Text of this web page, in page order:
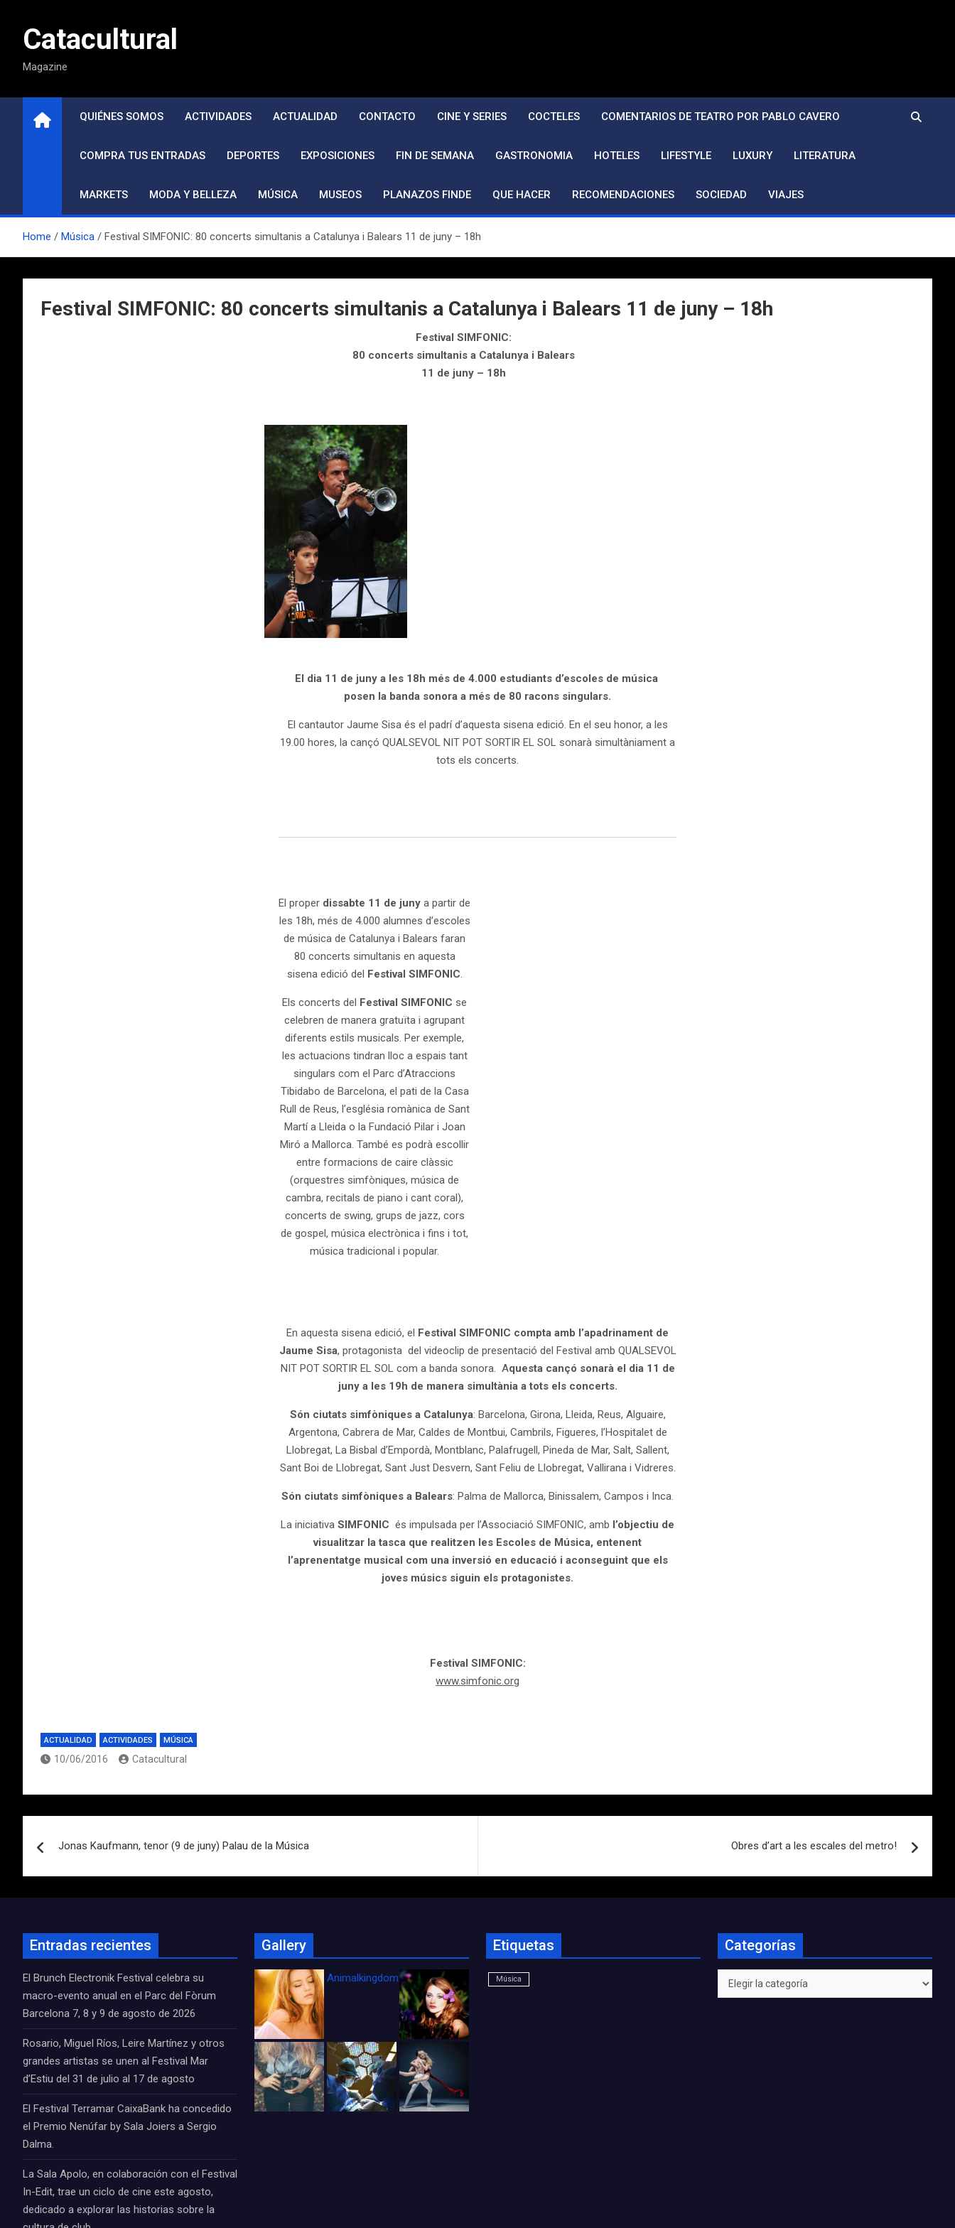
contenidoCatacultural
Magazine
QUIÉNES SOMOS ACTIVIDADES ACTUALIDAD CONTACTO CINE Y SERIES COCTELES COMENTARIOS DE TEATRO POR PABLO CAVERO
COMPRA TUS ENTRADAS DEPORTES EXPOSICIONES FIN DE SEMANA GASTRONOMIA HOTELES LIFESTYLE LUXURY LITERATURA
MARKETS MODA Y BELLEZA MÚSICA MUSEOS PLANAZOS FINDE QUE HACER RECOMENDACIONES SOCIEDAD VIAJES
Home Música Festival SIMFONIC: 80 concerts simultanis a Catalunya i Balears 11 de juny – 18h
Festival SIMFONIC: 80 concerts simultanis a Catalunya i Balears 11 de juny – 18h
Festival SIMFONIC:
80 concerts simultanis a Catalunya i Balears
11 de juny – 18h
El dia 11 de juny a les 18h més de 4.000 estudiants d’escoles de música
posen la banda sonora a més de 80 racons singulars.
El cantautor Jaume Sisa és el padrí d’aquesta sisena edició. En el seu honor, a les
19.00 hores, la cançó QUALSEVOL NIT POT SORTIR EL SOL sonarà simultàniament a
tots els concerts.
El proper dissabte 11 de juny a partir de
les 18h, més de 4.000 alumnes d’escoles
de música de Catalunya i Balears faran
80 concerts simultanis en aquesta
sisena edició del Festival SIMFONIC.
Els concerts del Festival SIMFONIC se
celebren de manera gratuïta i agrupant
diferents estils musicals. Per exemple,
les actuacions tindran lloc a espais tant
singulars com el Parc d’Atraccions
Tibidabo de Barcelona, el pati de la Casa
Rull de Reus, l’església romànica de Sant
Martí a Lleida o la Fundació Pilar i Joan
Miró a Mallorca. També es podrà escollir
entre formacions de caire clàssic
(orquestres simfòniques, música de
cambra, recitals de piano i cant coral),
concerts de swing, grups de jazz, cors
de gospel, música electrònica i fins i tot,
música tradicional i popular.
En aquesta sisena edició, el Festival SIMFONIC compta amb l’apadrinament de
Jaume Sisa, protagonista del videoclip de presentació del Festival amb QUALSEVOL
NIT POT SORTIR EL SOL com a banda sonora. Aquesta cançó sonarà el dia 11 de
juny a les 19h de manera simultània a tots els concerts.
Són ciutats simfòniques a Catalunya: Barcelona, Girona, Lleida, Reus, Alguaire,
Argentona, Cabrera de Mar, Caldes de Montbui, Cambrils, Figueres, l’Hospitalet de
Llobregat, La Bisbal d’Empordà, Montblanc, Palafrugell, Pineda de Mar, Salt, Sallent,
Sant Boi de Llobregat, Sant Just Desvern, Sant Feliu de Llobregat, Vallirana i Vidreres.
Són ciutats simfòniques a Balears: Palma de Mallorca, Binissalem, Campos i Inca.
La iniciativa SIMFONIC és impulsada per l’Associació SIMFONIC, amb l’objectiu de
visualitzar la tasca que realitzen les Escoles de Música, entenent
l’aprenentatge musical com una inversió en educació i aconseguint que els
joves músics siguin els protagonistes.
Festival SIMFONIC:
www.simfonic.org
ACTUALIDAD ACTIVIDADES MÚSICA
10/06/2016 Catacultural
de
Jonas Kaufmann, tenor (9 de juny) Palau de la Música Obres d’art a les escales del metro!
Entradas recientes
El Brunch Electronik Festival celebra su
macro-evento anual en el Parc del Fòrum
Barcelona 7, 8 y 9 de agosto de 2026
Rosario, Miguel Ríos, Leire Martínez y otros
grandes artistas se unen al Festival Mar
d’Estiu del 31 de julio al 17 de agosto
El Festival Terramar CaixaBank ha concedido
el Premio Nenúfar by Sala Joiers a Sergio
Dalma.
La Sala Apolo, en colaboración con el Festival
In-Edit, trae un ciclo de cine este agosto,
dedicado a explorar las historias sobre la
Gallery
Animalkingdom_FichaCine
Etiquetas
Música
Categorías
Categorías